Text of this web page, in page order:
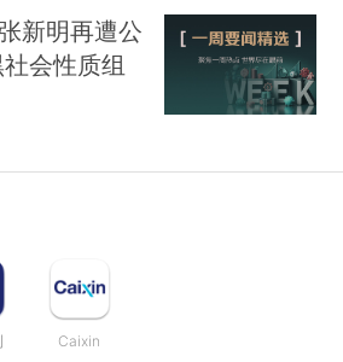
新明再遭公
会性质组
Caixin